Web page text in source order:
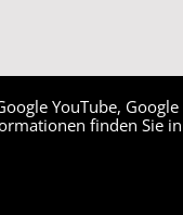
YouTube,
finden Sie